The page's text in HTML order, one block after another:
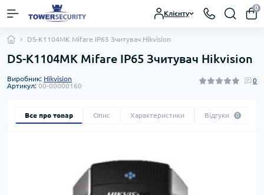
Клієнту
0
DS-K1104MK Mifare IP65 Зчитувач Hikvision
DS-K1104MK Mifare IP65 Зчитувач Hikvision
Виробник: Hikvision
Артикул: 00-00000160
0
Все про товар Опис Характеристики Відгуки 0